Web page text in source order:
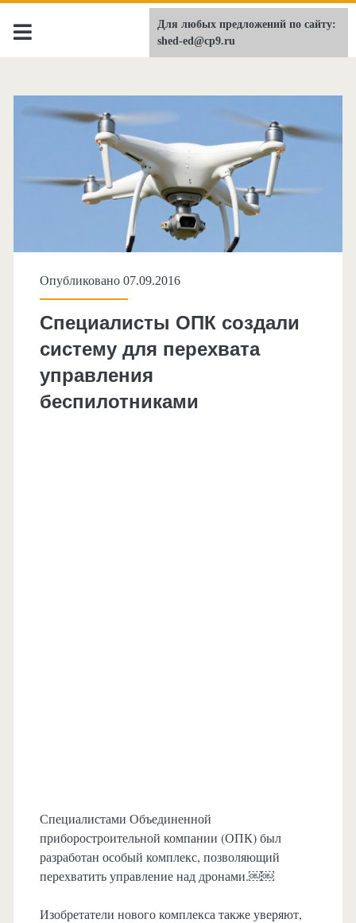
shed-ed.ru
Опубликовано 07.09.2016
Специалисты ОПК создали
систему для перехвата
управления
беспилотниками
Специалистами Объединенной
приборостроительной компании (ОПК) был
разработан особый комплекс, позволяющий
перехватить управление над дронами.￼￼
Изобретатели нового комплекса также уверяют,
Для любых предложений по сайту:
shed-ed@cp9.ru